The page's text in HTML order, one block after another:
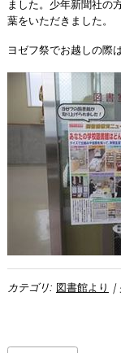
ました。少年新聞社の
葉をいただきました。
ヨゼフ祭でお越しの際
カテゴリ: 図書館より